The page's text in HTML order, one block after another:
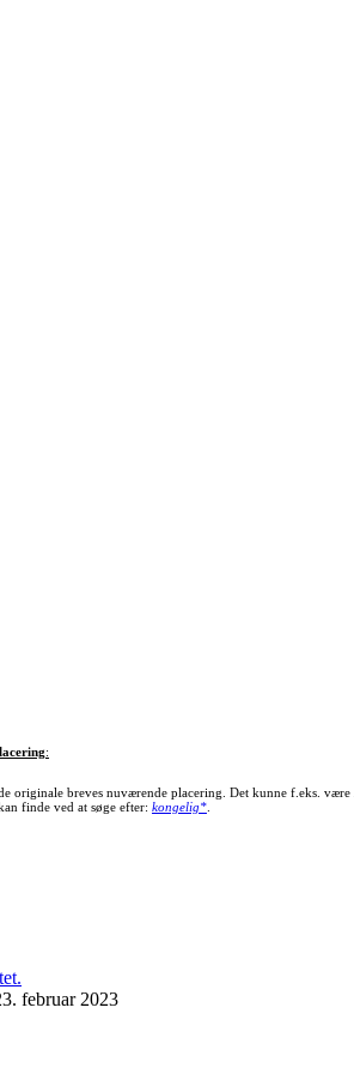
:
originale breves nuværende placering. Det kunne f.eks. være
finde ved at søge efter: kongelig*.
februar 2023